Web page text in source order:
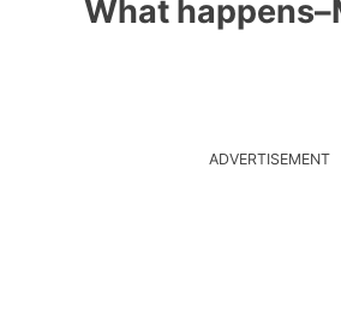
What happens–
ADVERTISEMENT